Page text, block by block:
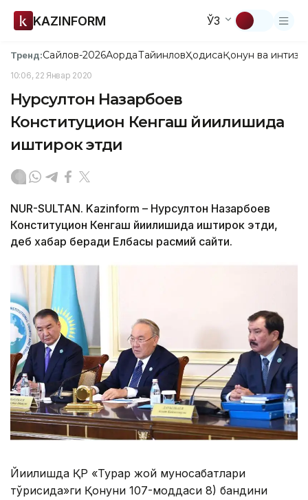
KAZINFORM ЎЗ
Тренд:Сайлов-2026АқордаТайинловҲодисаҚонун ва
10:06, 22 Январ 2020
Нурсултон Назарбоев
Конституцион Кенгаш йиғилишида
иштирок этди
NUR-SULTAN. Kazinform – Нурсултон Назарбоев
Конституцион Кенгаш йиғилишида иштирок этди,
деб хабар беради Елбасы расмий сайти.
Йиғилишда ҚР «Турар жой муносабатлари
тўғрисида»ги Қонуни 107-моддаси 8) бандини